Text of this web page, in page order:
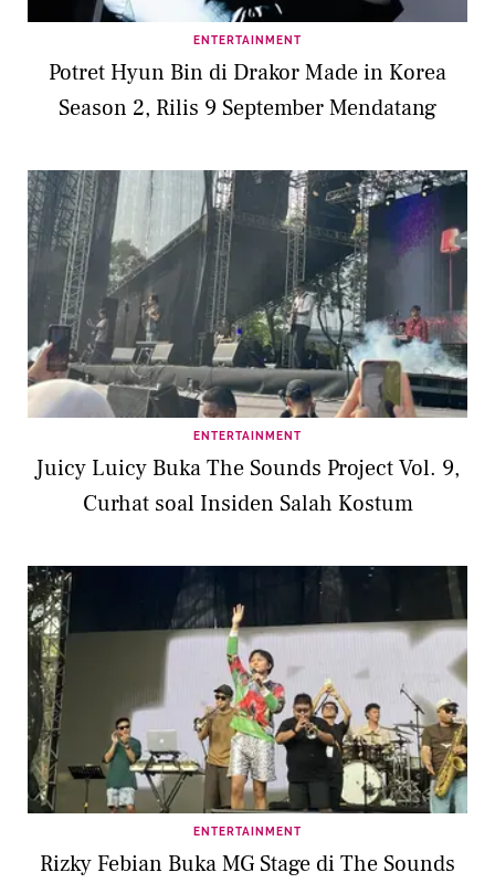
ENTERTAINMENT
Potret Hyun Bin di Drakor Made in Korea
Season 2, Rilis 9 September Mendatang
ENTERTAINMENT
Juicy Luicy Buka The Sounds Project Vol. 9,
Curhat soal Insiden Salah Kostum
ENTERTAINMENT
Rizky Febian Buka MG Stage di The Sounds